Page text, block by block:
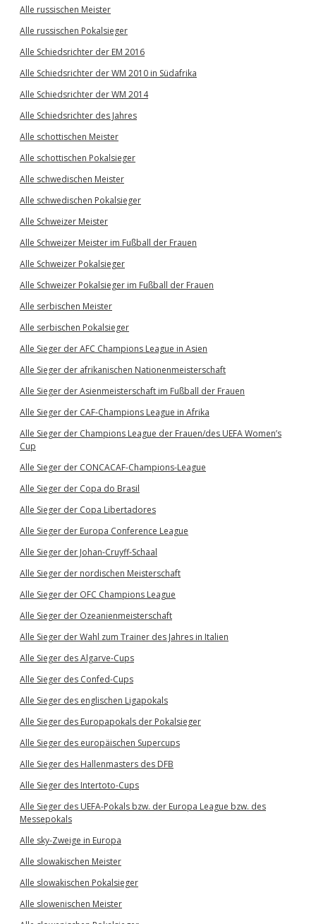
Alle russischen Meister
Alle russischen Pokalsieger
Alle Schiedsrichter der EM 2016
Alle Schiedsrichter der WM 2010 in Südafrika
Alle Schiedsrichter der WM 2014
Alle Schiedsrichter des Jahres
Alle schottischen Meister
Alle schottischen Pokalsieger
Alle schwedischen Meister
Alle schwedischen Pokalsieger
Alle Schweizer Meister
Alle Schweizer Meister im Fußball der Frauen
Alle Schweizer Pokalsieger
Alle Schweizer Pokalsieger im Fußball der Frauen
Alle serbischen Meister
Alle serbischen Pokalsieger
Alle Sieger der AFC Champions League in Asien
Alle Sieger der afrikanischen Nationenmeisterschaft
Alle Sieger der Asienmeisterschaft im Fußball der Frauen
Alle Sieger der CAF-Champions League in Afrika
Alle Sieger der Champions League der Frauen/des UEFA Women’s
Cup
Alle Sieger der CONCACAF-Champions-League
Alle Sieger der Copa do Brasil
Alle Sieger der Copa Libertadores
Alle Sieger der Europa Conference League
Alle Sieger der Johan-Cruyff-Schaal
Alle Sieger der nordischen Meisterschaft
Alle Sieger der OFC Champions League
Alle Sieger der Ozeanienmeisterschaft
Alle Sieger der Wahl zum Trainer des Jahres in Italien
Alle Sieger des Algarve-Cups
Alle Sieger des Confed-Cups
Alle Sieger des englischen Ligapokals
Alle Sieger des Europapokals der Pokalsieger
Alle Sieger des europäischen Supercups
Alle Sieger des Hallenmasters des DFB
Alle Sieger des Intertoto-Cups
Alle Sieger des UEFA-Pokals bzw. der Europa League bzw. des
Messepokals
Alle sky-Zweige in Europa
Alle slowakischen Meister
Alle slowakischen Pokalsieger
Alle slowenischen Meister